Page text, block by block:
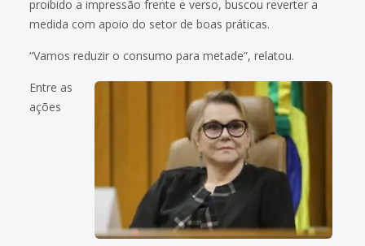
proibido a impressão frente e verso, buscou reverter a
medida com apoio do setor de boas práticas.
“Vamos reduzir o consumo para metade”, relatou.
Entre as
ações